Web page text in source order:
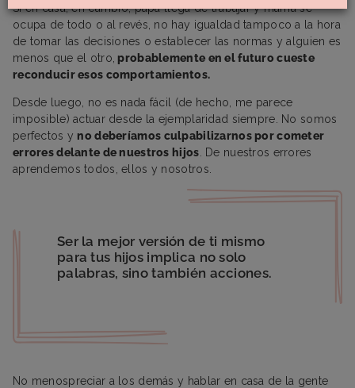
Si en casa, en cambio, papá llega de trabajar y mamá se
ocupa de todo o al revés, no hay igualdad tampoco a la hora
de tomar las decisiones o establecer las normas y alguien es
menos que el otro, probablemente en el futuro cueste
reconducir esos comportamientos.
Desde luego, no es nada fácil (de hecho, me parece
imposible) actuar desde la ejemplaridad siempre. No somos
perfectos yno deberíamos culpabilizarnos por cometer
errores delante de nuestros hijos . De nuestros errores
aprendemos todos, ellos y nosotros.
Ser la mejor versión de ti mismo
para tus hijos implica no solo
palabras, sino también acciones.
No menospreciar a los demás y hablar en casa de la gente